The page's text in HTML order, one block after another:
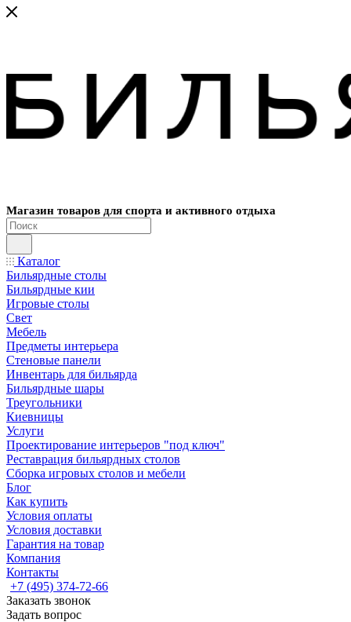
Магазин товаров для спорта и активного отдыха
Каталог
Бильярдные столы
Бильярдные кии
Игровые столы
Свет
Мебель
Предметы интерьера
Стеновые панели
Инвентарь для бильярда
Бильярдные шары
Треугольники
Киевницы
Услуги
Проектирование интерьеров "под ключ"
Реставрация бильярдных столов
Сборка игровых столов и мебели
Блог
Как купить
Условия оплаты
Условия доставки
Гарантия на товар
Компания
Контакты
+7 (495) 374-72-66
Заказать звонок
Задать вопрос